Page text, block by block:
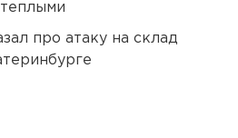
про атаку на склад